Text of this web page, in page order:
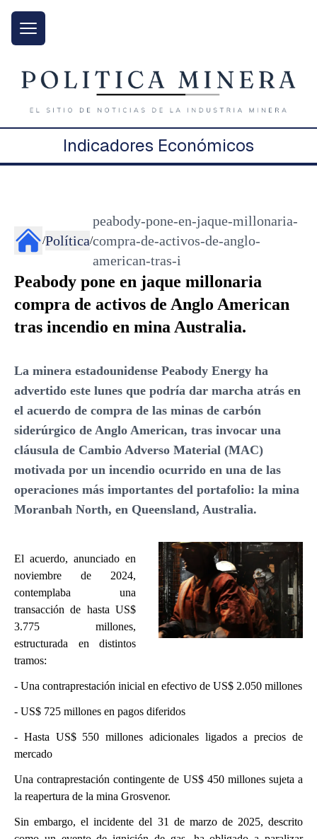
Indicadores Económicos
/Política/
peabody-pone-en-jaque-millonaria-
compra-de-activos-de-anglo-
american-tras-i
Peabody pone en jaque millonaria
compra de activos de Anglo American
tras incendio en mina Australia.
La minera estadounidense Peabody Energy ha
advertido este lunes que podría dar marcha atrás en
el acuerdo de compra de las minas de carbón
siderúrgico de Anglo American, tras invocar una
cláusula de Cambio Adverso Material (MAC)
motivada por un incendio ocurrido en una de las
operaciones más importantes del portafolio: la mina
Moranbah North, en Queensland, Australia.
El acuerdo, anunciado en
noviembre de 2024,
contemplaba una
transacción de hasta US$
3.775 millones,
estructurada en distintos
tramos:
- Una contraprestación inicial en efectivo de US$ 2.050 millones
- US$ 725 millones en pagos diferidos
- Hasta US$ 550 millones adicionales ligados a precios de
mercado
Una contraprestación contingente de US$ 450 millones sujeta a
la reapertura de la mina Grosvenor.
Sin embargo, el incidente del 31 de marzo de 2025, descrito